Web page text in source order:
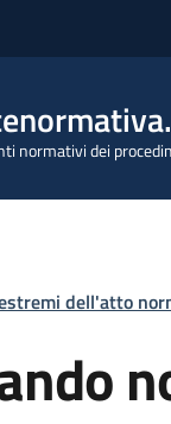
normativi dei
pane
dell'atto